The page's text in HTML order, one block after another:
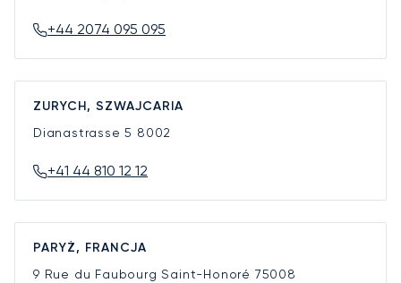
+44 2074 095 095
ZURYCH, SZWAJCARIA
Dianastrasse 5 8002
+41 44 810 12 12
PARYŻ, FRANCJA
9 Rue du Faubourg Saint-Honoré 75008